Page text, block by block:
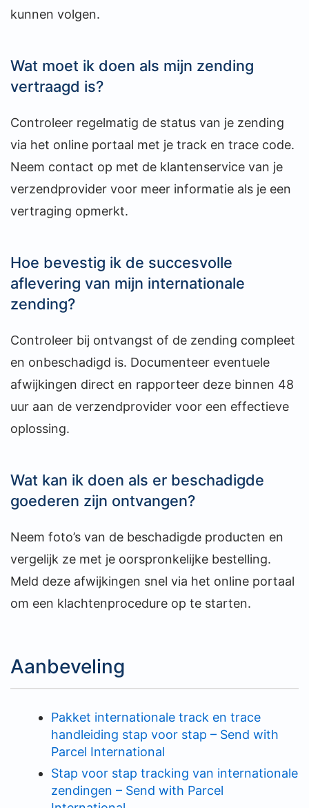
kunnen volgen.
Wat moet ik doen als mijn zending
vertraagd is?
Controleer regelmatig de status van je zending
via het online portaal met je track en trace code.
Neem contact op met de klantenservice van je
verzendprovider voor meer informatie als je een
vertraging opmerkt.
Hoe bevestig ik de succesvolle
aflevering van mijn internationale
zending?
Controleer bij ontvangst of de zending compleet
en onbeschadigd is. Documenteer eventuele
afwijkingen direct en rapporteer deze binnen 48
uur aan de verzendprovider voor een effectieve
oplossing.
Wat kan ik doen als er beschadigde
goederen zijn ontvangen?
Neem foto’s van de beschadigde producten en
vergelijk ze met je oorspronkelijke bestelling.
Meld deze afwijkingen snel via het online portaal
om een klachtenprocedure op te starten.
Aanbeveling
Pakket internationale track en trace
handleiding stap voor stap – Send with
Parcel International
Stap voor stap tracking van internationale
zendingen – Send with Parcel